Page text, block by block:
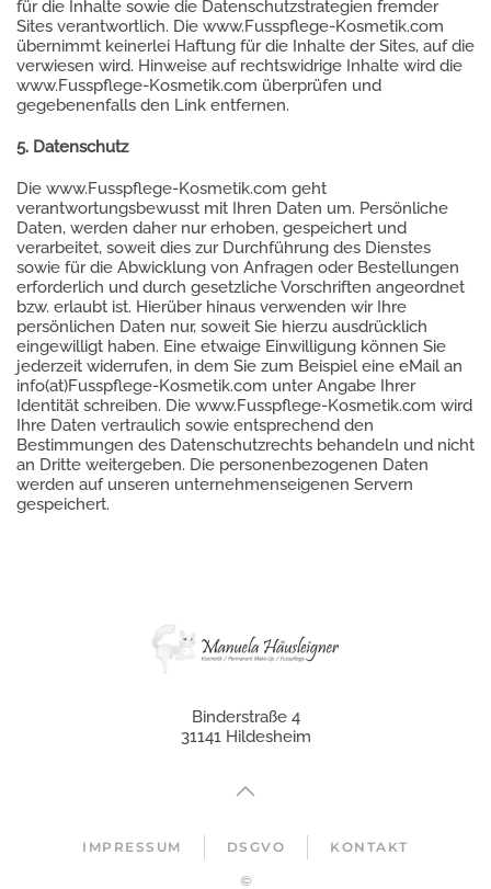
für die Inhalte sowie die Datenschutzstrategien fremder
Sites verantwortlich. Die www.Fusspflege-Kosmetik.com
übernimmt keinerlei Haftung für die Inhalte der Sites, auf die
verwiesen wird. Hinweise auf rechtswidrige Inhalte wird die
www.Fusspflege-Kosmetik.com überprüfen und
gegebenenfalls den Link entfernen.
5. Datenschutz
Die www.Fusspflege-Kosmetik.com geht
verantwortungsbewusst mit Ihren Daten um. Persönliche
Daten, werden daher nur erhoben, gespeichert und
verarbeitet, soweit dies zur Durchführung des Dienstes
sowie für die Abwicklung von Anfragen oder Bestellungen
erforderlich und durch gesetzliche Vorschriften angeordnet
bzw. erlaubt ist. Hierüber hinaus verwenden wir Ihre
persönlichen Daten nur, soweit Sie hierzu ausdrücklich
eingewilligt haben. Eine etwaige Einwilligung können Sie
jederzeit widerrufen, in dem Sie zum Beispiel eine eMail an
info(at)Fusspflege-Kosmetik.com unter Angabe Ihrer
Identität schreiben. Die www.Fusspflege-Kosmetik.com wird
Ihre Daten vertraulich sowie entsprechend den
Bestimmungen des Datenschutzrechts behandeln und nicht
an Dritte weitergeben. Die personenbezogenen Daten
werden auf unseren unternehmenseigenen Servern
gespeichert.
Binderstraße 4
31141 Hildesheim
IMPRESSUM DSGVO KONTAKT
©